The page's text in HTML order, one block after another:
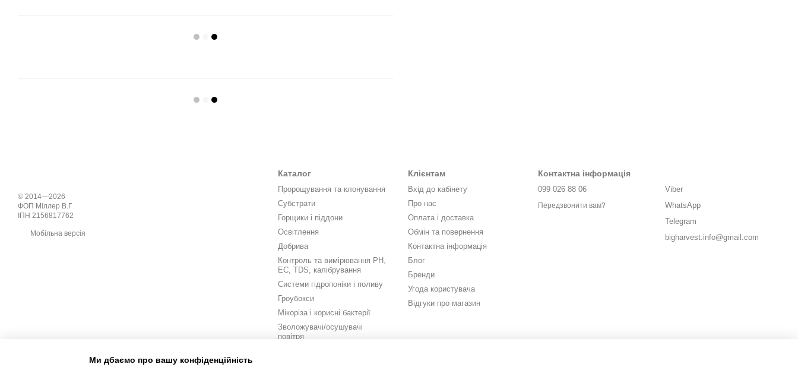
© 2014—2026
ФОП Міллер В.Г
ІПН 2156817762
Мобільна версія
Каталог
Пророщування та клонування
Субстрати
Горщики і піддони
Освітлення
Добрива
Контроль та вимірювання PH,
EC, TDS, калібрування
Системи гідропоніки і поливу
Гроубокси
Мікоріза і корисні бактерії
Зволожувачі/осушувачі
повітря
Клієнтам
Вхід до кабінету
Про нас
Оплата і доставка
Обмін та повернення
Контактна інформація
Блог
Бренди
Угода користувача
Відгуки про магазин
Контактна інформація
099 026 88 06
Передзвонити вам?
Viber
WhatsApp
Telegram
bigharvest.info@gmail.com
Ми дбаємо про вашу конфіденційність